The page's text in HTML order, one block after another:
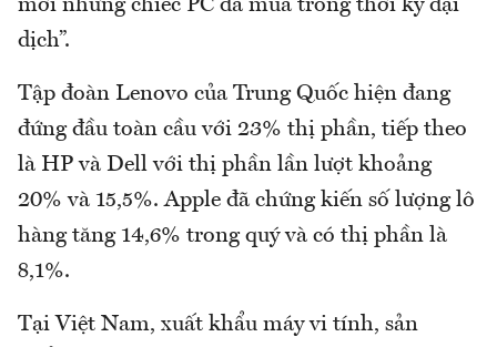
mới những chiếc PC đã mua trong thời kỳ đại
dịch”.
Tập đoàn Lenovo của Trung Quốc hiện đang
đứng đầu toàn cầu với 23% thị phần, tiếp theo
là HP và Dell với thị phần lần lượt khoảng
20% và 15,5%. Apple đã chứng kiến số lượng lô
hàng tăng 14,6% trong quý và có thị phần là
8,1%.
Tại Việt Nam, xuất khẩu máy vi tính, sản